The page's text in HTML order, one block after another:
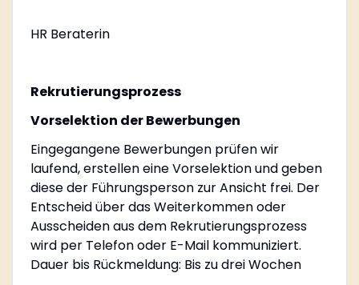
HR Beraterin
Rekrutierungsprozess
Vorselektion der Bewerbungen
Eingegangene Bewerbungen prüfen wir
laufend, erstellen eine Vorselektion und geben
diese der Führungsperson zur Ansicht frei. Der
Entscheid über das Weiterkommen oder
Ausscheiden aus dem Rekrutierungsprozess
wird per Telefon oder E-Mail kommuniziert.
Dauer bis Rückmeldung: Bis zu drei Wochen